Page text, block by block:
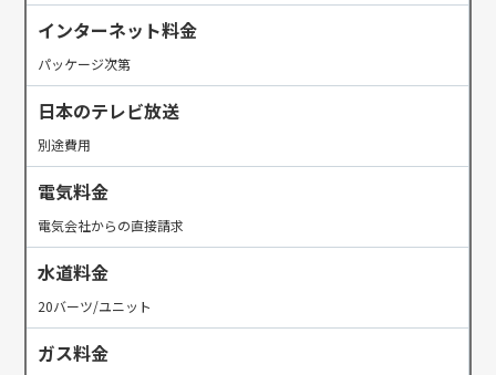
インターネット料金
パッケージ次第
日本のテレビ放送
別途費用
電気料金
電気会社からの直接請求
水道料金
20バーツ/ユニット
ガス料金